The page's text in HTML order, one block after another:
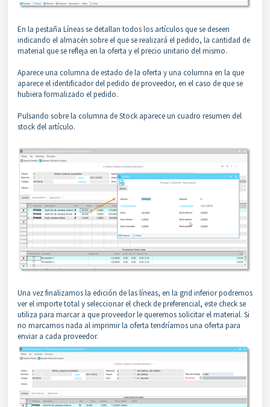
En la pestaña Líneas se detallan todos los artículos que se deseen
indicando el almacén sobre el que se realizará el pedido, la cantidad de
material que se refleja en la oferta y el precio unitario del mismo.
Aparece una columna de estado de la oferta y una columna en la que
aparece el identificador del pedido de proveedor, en el caso de que se
hubiera formalizado el pedido.
Pulsando sobre la columna de Stock aparece un cuadro resumen del
stock del artículo.
Una vez finalizamos la edición de las líneas, en la grid inferior podremos
ver el importe total y seleccionar el check de preferencial, este check se
utiliza para marcar a que proveedor le queremos solicitar el material. Si
no marcamos nada al imprimir la oferta tendríamos una oferta para
enviar a cada proveedor.